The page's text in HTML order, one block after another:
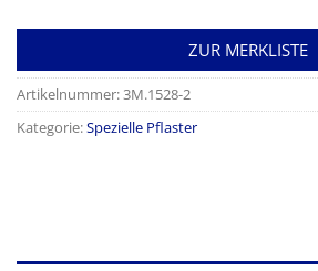
ZUR MERKLISTE
Artikelnummer:3M.1528-2
Kategorie:Spezielle Pflaster